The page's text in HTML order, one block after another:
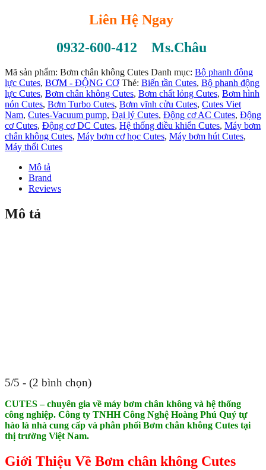
Liên Hệ Ngay
0932-600-412 Ms.Châu
Mã sản phẩm: Bơm chân không Cutes Danh mục: Bộ phanh động
lực Cutes, BƠM - ĐỘNG CƠ Thẻ: Biến tần Cutes, Bộ phanh động
lực Cutes, Bơm chân không Cutes, Bơm chất lỏng Cutes, Bơm hình
nón Cutes, Bơm Turbo Cutes, Bơm vĩnh cửu Cutes, Cutes Viet
Nam, Cutes-Vacuum pump, Đại lý Cutes, Động cơ AC Cutes, Động
cơ Cutes, Động cơ DC Cutes, Hệ thống điều khiển Cutes, Máy bơm
chân không Cutes, Máy bơm cơ học Cutes, Máy bơm hút Cutes,
Máy thổi Cutes
Mô tả
Brand
Reviews
Mô tả
5/5 - (2 bình chọn)
CUTES – chuyên gia về máy bơm chân không và hệ thống
công nghiệp. Công ty TNHH Công Nghệ Hoàng Phú Quý tự
hào là nhà cung cấp và phân phối Bơm chân không Cutes tại
thị trường Việt Nam.
Giới Thiệu Về Bơm chân không Cutes